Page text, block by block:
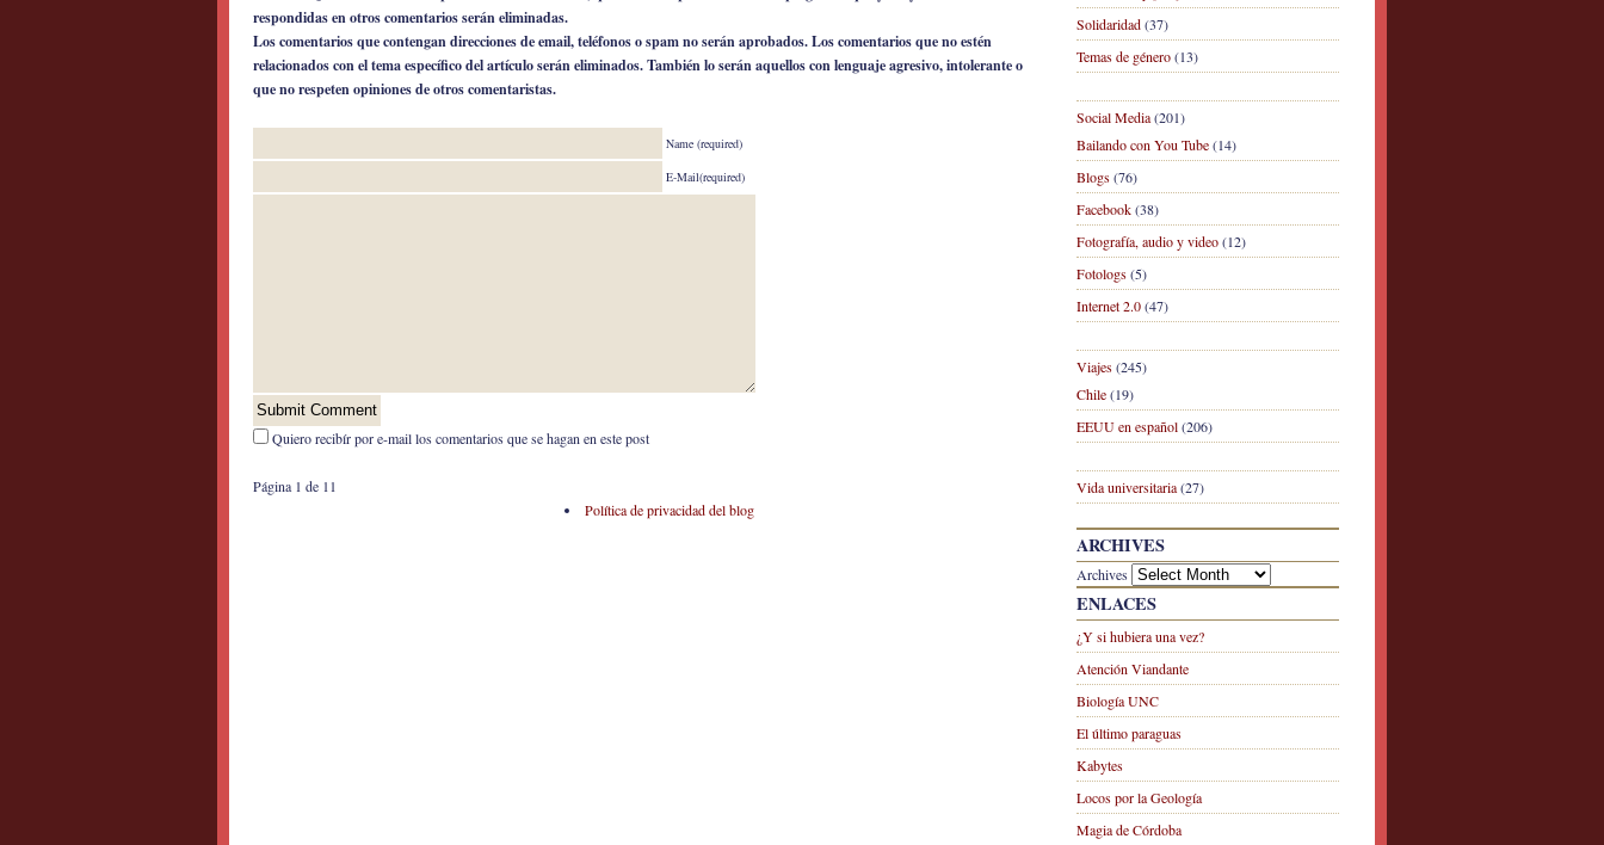
Solidaridad(37)
Temas de género(13)
Social Media(201)
Bailando con You Tube(14)
Blogs(76)
Facebook(38)
Fotografía, audio y video(12)
Fotologs(5)
Internet 2.0(47)
Viajes(245)
Chile(19)
EEUU en español(206)
Vida universitaria(27)
ARCHIVES
Archives
ENLACES
¿Y si hubiera una vez?
Atención Viandante
Biología UNC
El último paraguas
Kabytes
Locos por la Geología
Magia de Córdoba
respondidas en otros comentarios serán eliminadas.
Los comentarios que contengan direcciones de email, teléfonos o spam no serán aprobados. Los comentarios que no estén
relacionados con el tema específico del artículo serán eliminados. También lo serán aquellos con lenguaje agresivo, intolerante o
que no respeten opiniones de otros comentaristas.
Name (required)
E-Mail(required)
Quiero recibír por e-mail los comentarios que se hagan en este post
Página 1 de 1 1
Política de privacidad del blog